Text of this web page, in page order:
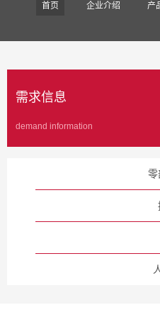
首页 企业介绍 产
需求信息
demand information
零